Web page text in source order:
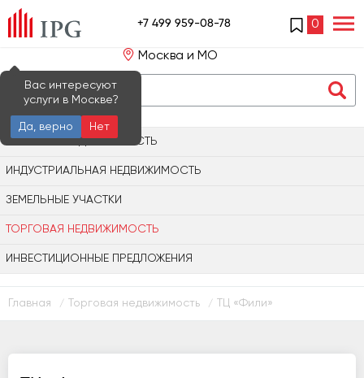
+7 499 959-08-78 0
Москва и МО
Вас интересуют
услуги в Москве?
Да, верно
Нет
ОФИСНАЯ НЕДВИЖИМОСТЬ
ИНДУСТРИАЛЬНАЯ НЕДВИЖИМОСТЬ
ЗЕМЕЛЬНЫЕ УЧАСТКИ
ТОРГОВАЯ НЕДВИЖИМОСТЬ
ИНВЕСТИЦИОННЫЕ ПРЕДЛОЖЕНИЯ
Главная / Торговая недвижимость / ТЦ «Фили»